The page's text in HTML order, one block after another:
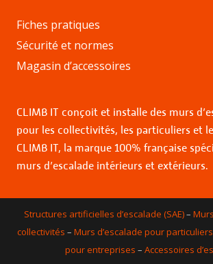
Fiches pratiques
Sécurité et normes
Magasin d’accessoires
CLIMB IT conçoit et installe des murs
pour les collectivités, les particuliers et
CLIMB IT, la marque 100% française
murs d’escalade intérieurs et extérieurs.
Structures artificielles d’escalade (SAE)–
collectivités – Murs d’escalade pour particuliers
pour entreprises – Accessoires